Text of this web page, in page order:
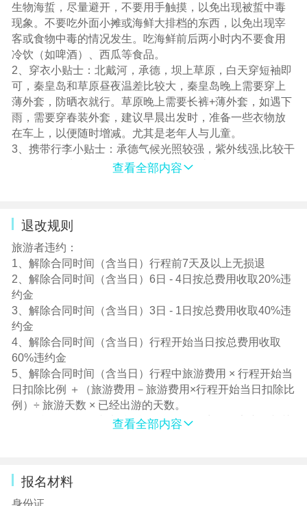
生物海蜇，尽量避开，不要用手触摸，以免出现被蜇中毒
现象。不要吃外面小摊或海鲜大排档的东西，以免出现宰
客或食物中毒的情况发生。吃海鲜前后两小时内不要食用
冷饮（如啤酒）、西瓜等食品。
2、穿衣小贴士：北戴河，承德，坝上草原，白天穿短袖即
可，秦皇岛和草原昼夜温差比较大，秦皇岛晚上需要穿上
薄外套，防晒衣就行。草原晚上需要长裤+薄外套，如遇下
雨，需要穿春装外套，建议早晨出发时，准备一些衣物放
在车上，以便随时增减。尤其是老年人与儿童。
3、携带行李小贴士：承德气候光照较强，紫外线强,比较干
燥，游览景点时准备好防晒用品及皮肤护理用品。草原蚊
4、酒店小贴士：北戴河受海洋湿度影响，房间相对潮湿。
承德酒店的规模硬件与苏南有差距,请谅解。入住酒店后，
检查房间用品是否齐全或有无损坏；遇骚扰电话请予拒
绝，以免发生不愉快事件。贵重物品随身携带或寄存酒店
前台。北戴河、草原酒店配备电热水器，洗澡请注意水
温，小心着凉。草原天气凉爽，酒店没有空调。酒店为当
地评定标准双人间，如遇不可抗力等政策性原因，则调整
到同级酒店。本产品不可拼房，如您需要三人间，需提前
咨询，敬请谅解。酒店钻级和评分因实时动态变化，如发
生变化，不作为投诉标准，引用日期：2025年5月15日。
5、饮食小贴士：自行用餐时不要吃外面小摊或海鲜大排档
的东西，以免出现宰客或食物中毒的情况发生。草原因土
质及地理位置所限，果蔬稀少，用餐质量不高，但保证用
餐数量。口味与我们有差异，可自备小食品。草原的水质
6、游览时间是指从景区下车时间到上车时间。
查看全部内容
退改规则
旅游者违约：
1、解除合同时间（含当日）行程前7天及以上无损退
2、解除合同时间（含当日）6日 - 4日按总费用收取20%违
约金
3、解除合同时间（含当日）3日 - 1日按总费用收取40%违
约金
4、解除合同时间（含当日）行程开始当日按总费用收取
60%违约金
5、解除合同时间（含当日）行程中旅游费用 × 行程开始当
日扣除比例 ＋（旅游费用－旅游费用×行程开始当日扣除比
例）÷ 旅游天数 × 已经出游的天数。
6、订单签约付款成功后，旅游服务提供商会预定产品相关
地接社或者履行辅助人支付且不可退还的费用，包括但不
限于乘坐飞机（车、船）等交通工具的费用（含预订
查看全部内容
报名材料
身份证